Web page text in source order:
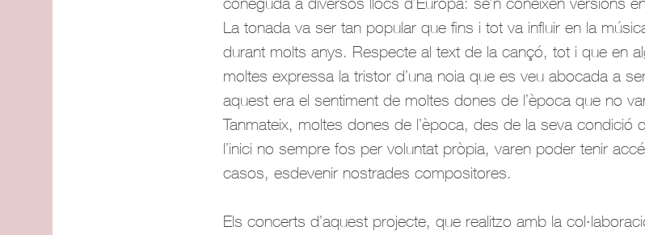
La tonada va ser tan popular que fins i tot va influir en la
durant molts anys. Respecte al text de la cançó, tot i que en
moltes expressa la tristor d’una noia que es veu abocada a
aquest era el sentiment de moltes dones de l’època que no
Tanmateix, moltes dones de l’època, des de la seva condició
l’inici no sempre fos per voluntat pròpia, varen poder tenir
casos, esdevenir nostrades compositores.
Els concerts d’aquest projecte, que realitzo amb la